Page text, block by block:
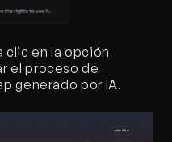
clic en la opción
el proceso de
generado por IA.